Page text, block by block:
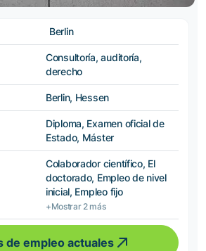
Berlin
Consultoría, auditoría,
derecho
Berlin, Hessen
Diploma, Examen oficial de
Estado, Máster
Colaborador científico, El
doctorado, Empleo de nivel
inicial, Empleo fijo
+Mostrar 2 más
de empleo actuales